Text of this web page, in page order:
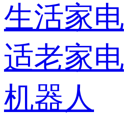
生活家电
适老家电
机器人